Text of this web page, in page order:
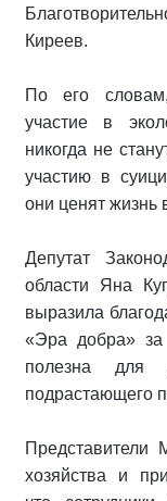
Киреев.
По его
участие в
никогда не
участию в
они ценят жизнь
Депутат
области Яна
выразила
«Эра добра» за
полезна для
подрастающего
Представители
хозяйства и